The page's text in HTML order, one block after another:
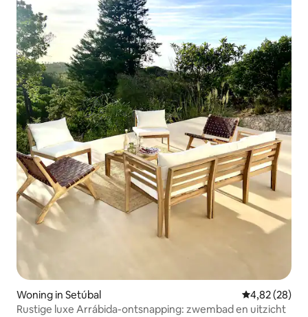
Woning in Setúbal Gemiddelde
4,82 (28)
Rustige luxe Arrábida-ontsnapping: zwembad en uitzicht